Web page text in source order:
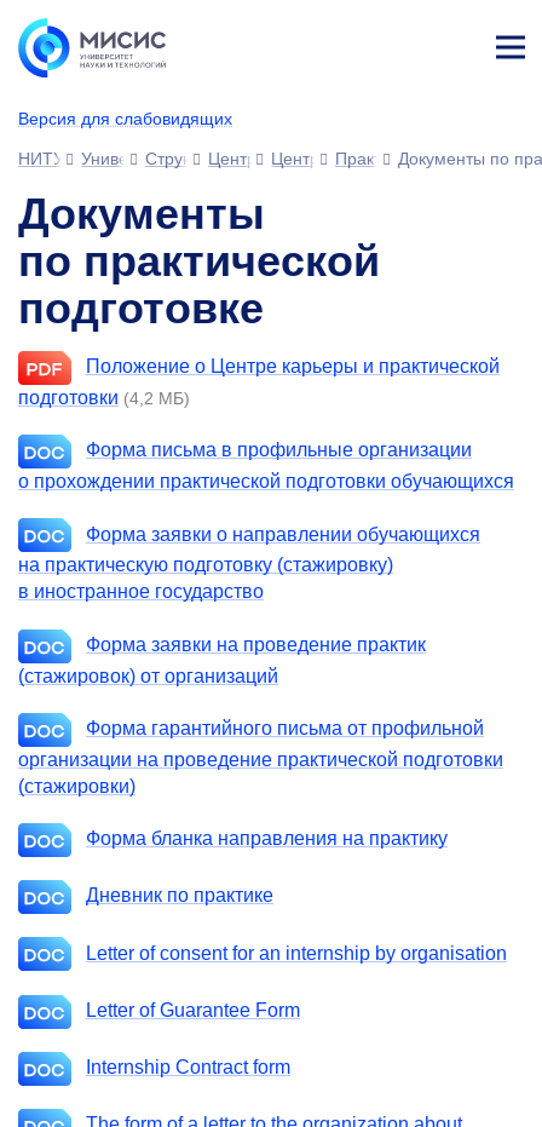
Версия для слабовидящих
ине
НИТУ МИСИСУниверситетСтруктура университета
Центры Центр карьеры и практической
Практики и стажировки
Документы по
Документы
по практической
подготовке
Положение о Центре карьеры и практической
подготовки (4,2 МБ)
Форма письма в профильные организации
о прохождении практической подготовки обучающихся
Форма заявки о направлении обучающихся
на практическую подготовку (стажировку)
в иностранное государство
Форма заявки на проведение практик
(стажировок) от организаций
Форма гарантийного письма от профильной
организации на проведение практической подготовки
(стажировки)
Форма бланка направления на практику
Дневник по практике
Letter of consent for an internship by оrganisation
Letter of Guarantee Form
Internship Contract form